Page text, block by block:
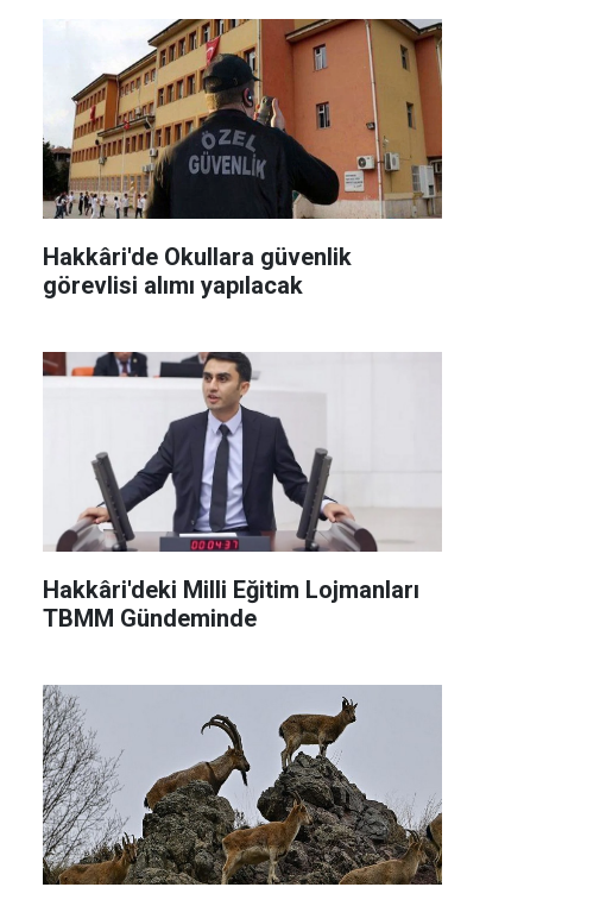
Hakkâri'de Okullara güvenlik
görevlisi alımı yapılacak
Hakkâri'deki Milli Eğitim Lojmanları
TBMM Gündeminde